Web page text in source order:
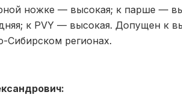
ножке — высокая; к парше —
к PVY — высокая. Допущен к
Сибирском регионах.